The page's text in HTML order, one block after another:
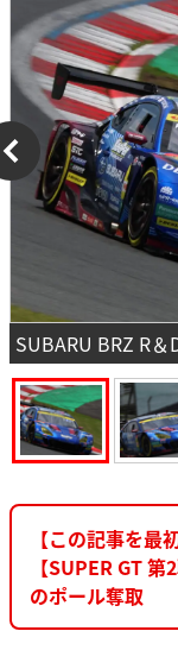
SUBARU BRZ R＆
【この記事を最
【SUPER GT
のポール奪取